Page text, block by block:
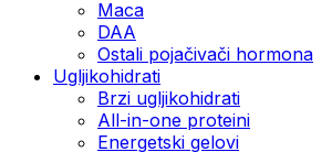
Maca
DAA
Ostali pojačivači hormona
Ugljikohidrati
Brzi ugljikohidrati
All-in-one proteini
Energetski gelovi